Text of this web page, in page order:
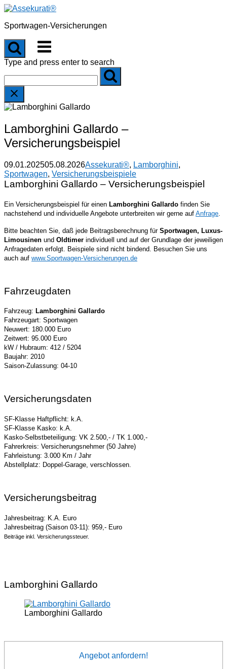
Skip
content
Sportwagen-Versicherungen
Menu
Type and press enter to search
Lamborghini Gallardo –
Versicherungsbeispiel
09.01.202505.08.2026Assekurati®, Lamborghini,
Sportwagen, Versicherungsbeispiele
Lamborghini Gallardo – Versicherungsbeispiel
Ein Versicherungsbeispiel für einen Lamborghini Gallardo finden Sie
nachstehend und individuelle Angebote unterbreiten wir gerne auf Anfrage
Bitte beachten Sie, daß jede Beitragsberechnung für Sportwagen, Luxus-
Limousinen und Oldtimer individuell und auf der Grundlage der jeweiligen
Anfragedaten erfolgt. Beispiele sind nicht bindend. Besuchen Sie uns
auch auf www.Sportwagen-Versicherungen.de
Fahrzeugdaten
Fahrzeug: Lamborghini Gallardo
Fahrzeugart: Sportwagen
Neuwert: 180.000 Euro
Zeitwert: 95.000 Euro
kW / Hubraum: 412 / 5204
Baujahr: 2010
Saison-Zulassung: 04-10
Versicherungsdaten
SF-Klasse Haftpflicht: k.A.
SF-Klasse Kasko: k.A.
Kasko-Selbstbeteiligung: VK 2.500,- / TK 1.000,-
Fahrerkreis: Versicherungsnehmer (50 Jahre)
Fahrleistung: 3.000 Km / Jahr
Abstellplatz: Doppel-Garage, verschlossen.
Versicherungsbeitrag
Jahresbeitrag: K.A. Euro
Jahresbeitrag (Saison 03-11): 959,- Euro
Beiträge inkl. Versicherungssteuer.
Lamborghini Gallardo
Lamborghini Gallardo
Angebot anfordern!